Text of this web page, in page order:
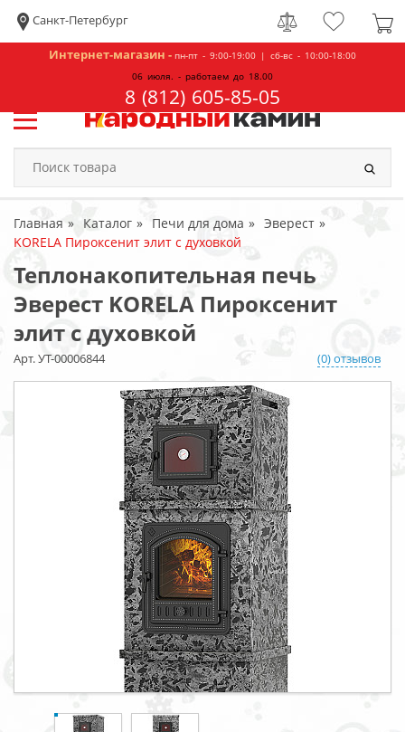
Санкт-Петербург
Интернет-магазин - пн-пт - 9:00-19:00 | сб-вс - 10:00-18:00
06 июля. - работаем до 18.00
8 (812) 605-85-05
Главная Каталог Печи для дома
Эверест
KORELA Пироксенит элит с духовкой
Теплонакопительная печь
Эверест KORELA Пироксенит
элит с духовкой
Арт. УТ-00006844 (0) отзывов